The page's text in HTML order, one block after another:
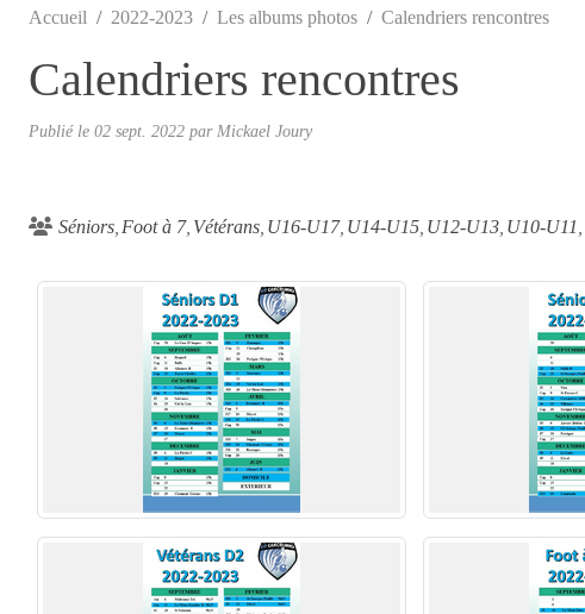
Accueil 2022-2023 Les albums photos Calendriers rencontres
Calendriers rencontres
Publié le 02 sept. 2022 par Mickael Joury
Séniors Foot à 7 Vétérans U16-U17 U14-U15 U12-U13 U10-U11